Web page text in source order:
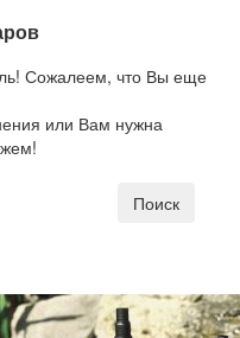
Сожалеем, что Вы еще
или Вам нужна
Поиск